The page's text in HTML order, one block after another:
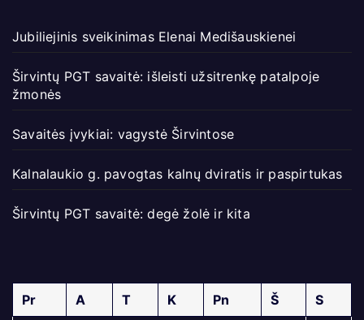
Jubiliejinis sveikinimas Elenai Medišauskienei
Širvintų PGT savaitė: išleisti užsitrenkę patalpoje
žmonės
Savaitės įvykiai: vagystė Širvintose
Kalnalaukio g. pavogtas kalnų dviratis ir paspirtukas
Širvintų PGT savaitė: degė žolė ir kita
Pr A T K Pn Š
S